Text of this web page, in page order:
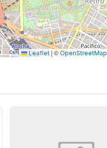
Leaflet | ©OpenStreetMap